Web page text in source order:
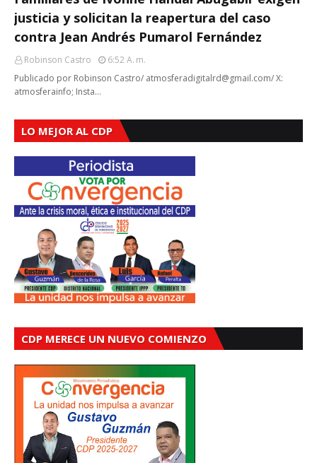
justicia y solicitan la reapertura del caso
contra Jean Andrés Pumarol Fernández
Robinson Castro
6:52 A. M.
Publicado por Robinson Castro/ atmosferadigitalrd@gmail.com/ X:
atmosferainfo; Insta…
LO MEJOR AL CDP
CDP MERECE UN NUEVO COMIENZO